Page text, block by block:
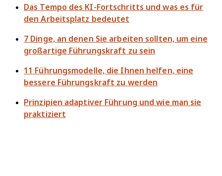
Das Tempo des KI-Fortschritts und was es für
den Arbeitsplatz bedeutet
7 Dinge, an denen Sie arbeiten sollten, um eine
großartige Führungskraft zu sein
11 Führungsmodelle, die Ihnen helfen, eine
bessere Führungskraft zu werden
Prinzipien adaptiver Führung und wie man sie
praktiziert